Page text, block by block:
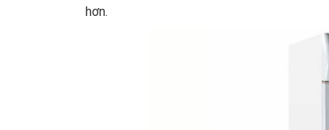
hơn.